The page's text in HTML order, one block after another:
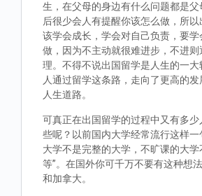
生，在父母的身边有什么问题都是父
后很少会人有提醒你该怎么做，所
该学会成长，学会对自己负责，要
做，因为不主动就很难进步，不进
理。不得不说出国留学是人生的一
人通过留学这条路，走向了更高的
人生道路。
可真正在出国留学的过程中又有多
些呢？以前国内大学经常流行这样一
大学不是完整的大学，不旷课的大
等”。在国外你可千万不要有这种想
和加拿大。